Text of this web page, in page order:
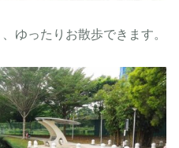
ゆったりお散歩できます。